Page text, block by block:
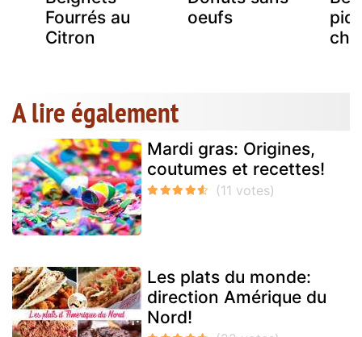
Fourrés au
Citron
oeufs
A lire également
Mardi gras: Origines,
coutumes et recettes!
Les plats du monde:
direction Amérique du
Nord!